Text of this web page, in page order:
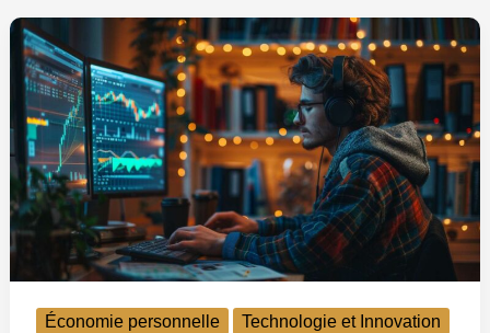
Économie personnelle Technologie et Innovation